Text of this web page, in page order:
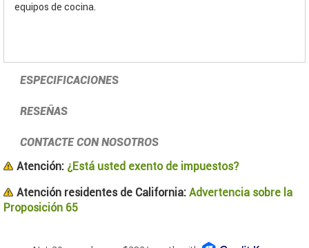
equipos de cocina.
ESPECIFICACIONES
RESEÑAS
CONTACTE CON NOSOTROS
Atención: ¿Está usted exento de impuestos?
Atención residentes de California: Advertencia sobre la
Proposición 65